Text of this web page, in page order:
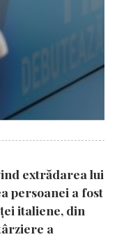
extrădarea lui
persoanei a fost
italiene, din
a